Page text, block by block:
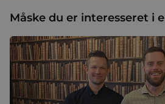
Måske du er interesseret i